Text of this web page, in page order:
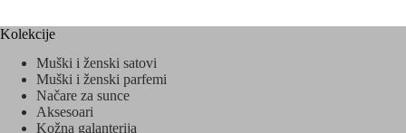
Kolekcije
Muški i ženski satovi
Muški i ženski parfemi
Načare za sunce
Aksesoari
Kožna galanterija